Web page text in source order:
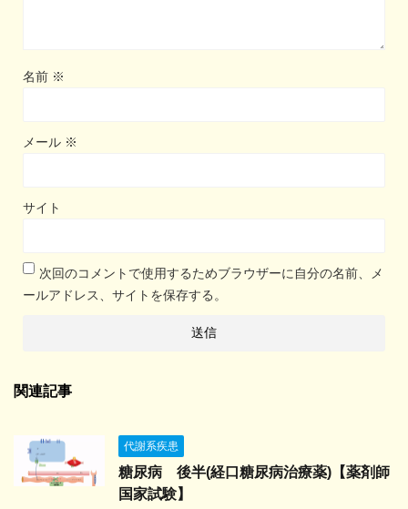
名前 ※
メール ※
サイト
次回のコメントで使用するためブラウザーに自分の名前、メ
ールアドレス、サイトを保存する。
関連記事
代謝系疾患
糖尿病 後半(経口糖尿病治療薬)【薬剤師
国家試験】